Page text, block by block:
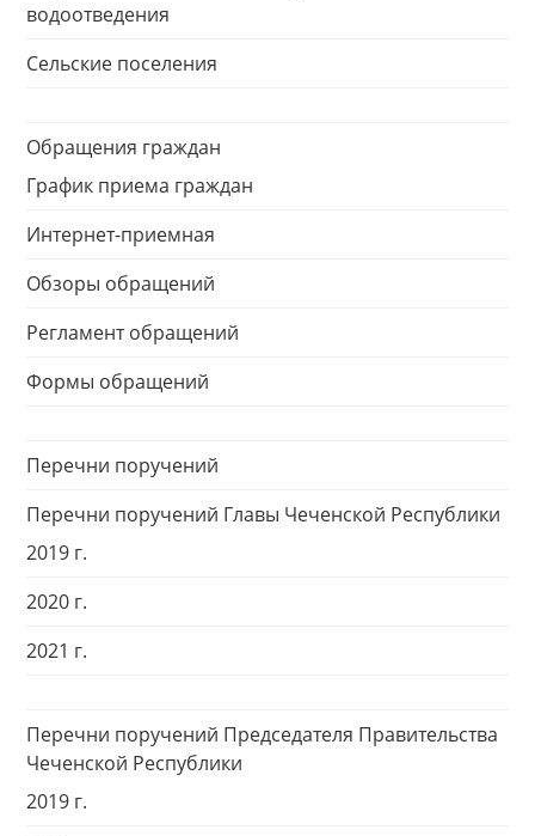
водоотведения
Сельские поселения
Обращения граждан
График приема граждан
Интернет-приемная
Обзоры обращений
Регламент обращений
Формы обращений
Перечни поручений
Перечни поручений Главы Чеченской Республики
2019 г.
2020 г.
2021 г.
Перечни поручений Председателя Правительства
Чеченской Республики
2019 г.